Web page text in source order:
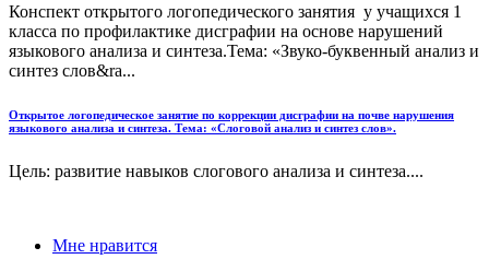
Конспект открытого логопедического занятия у учащихся 1
класса по профилактике дисграфии на основе нарушений
языкового анализа и синтеза.Тема: «Звуко-буквенный анализ и
синтез слов&ra...
Открытое логопедическое занятие по коррекции дисграфии на почве нарушения
языкового анализа и синтеза. Тема: «Слоговой анализ и синтез слов».
Цель: развитие навыков слогового анализа и синтеза....
Мне нравится